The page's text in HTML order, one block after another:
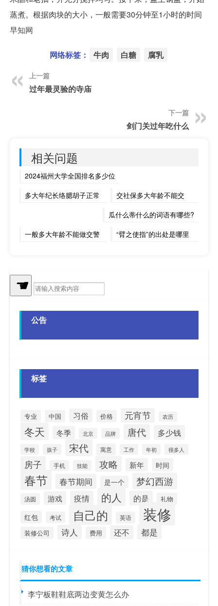
蒸煮。根据肉块的大小，一般需要30分钟至1小时的时间
早知网
网络标签： 牛肉 白糖 腐乳
上一篇
过年最灵验的寺庙
下一篇
剑门关过年吃什么
相关问题
2024福州大学全国排名多少位
交社保多大年龄不能交
多大年纪长络腮胡子正常
瓜什么蒂什么的词语有哪些?
一般多大年龄不能做交警
“臂之使指”的出处是哪里
史上最贱的小游戏5攻略
宫颈癌的早期症状图片图（宫颈癌的早期症状图片）
☚
公告
标签
专业 中国 习俗 价格 元宵节 农历
冬天 冬季 北京 品牌 唐代 多少钱
学校 孩子 宋代 寓意 工作 年初 很多人
房子 手机 技能 攻略 新年 时间
春节 春节期间 是一个 梦幻西游
汤圆 游戏 疫情 的人 的是 礼物
红包 考试 自己的 英语 装修
装修公司 诗人 费用 还不 都是
猜你想看的文章
李宁板鞋鞋底两边变黄怎么办